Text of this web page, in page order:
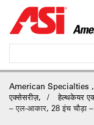
American Specialties
एक्सेसरीज़,
हेल्थकेयर
– एल-आकार, 28 इंच चौड़ा –